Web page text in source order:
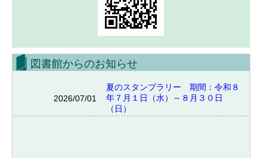
図書館からのお知らせ
2026/07/01
夏のスタンプラリー 期間：令和８
年７月１日（水）～８月３０日
（日）